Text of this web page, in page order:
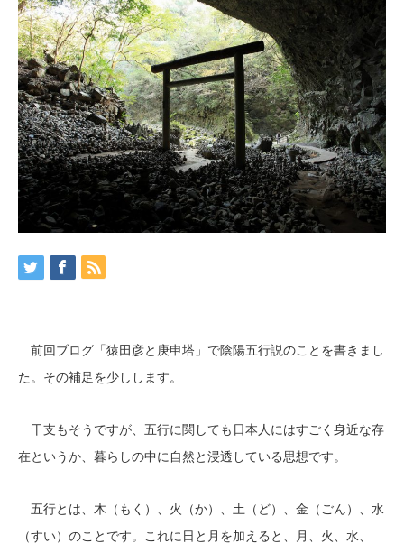
前回ブログ「猿田彦と庚申塔」で陰陽五行説のことを書きまし
た。その補足を少しします。
干支もそうですが、五行に関しても日本人にはすごく身近な存
在というか、暮らしの中に自然と浸透している思想です。
五行とは、木（もく）、火（か）、土（ど）、金（ごん）、水
（すい）のことです。これに日と月を加えると、月、火、水、